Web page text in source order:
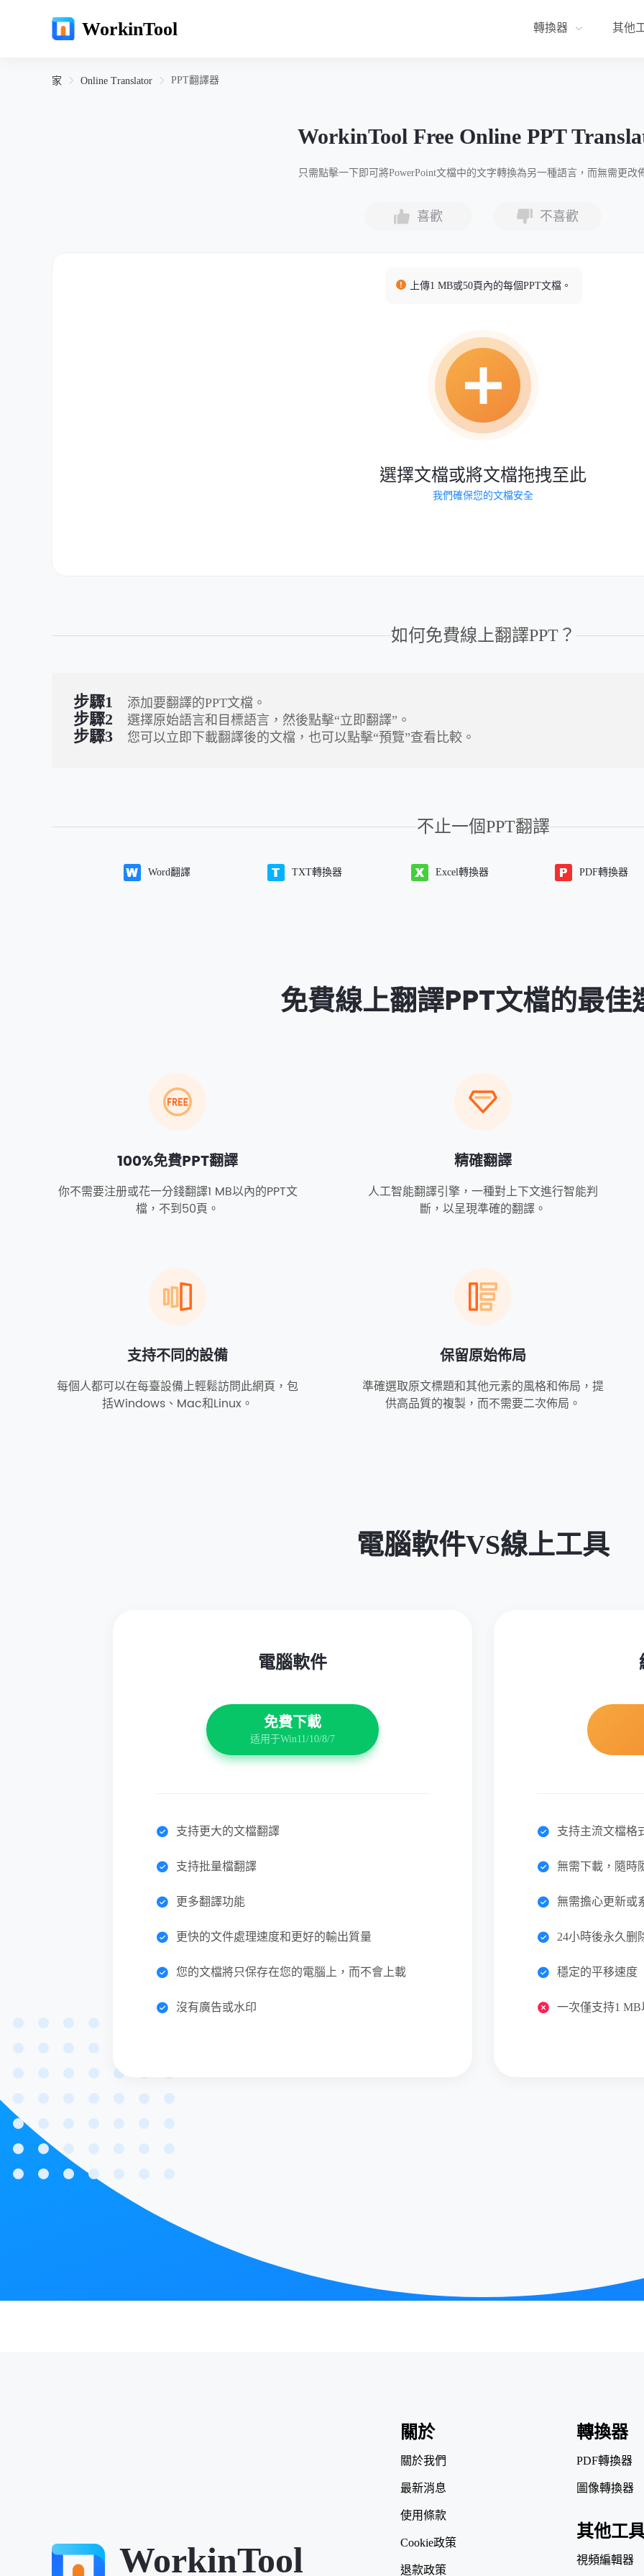
WorkinTool 轉換器 其他
家 Online Translator PPT翻譯器
WorkinTool Free Online PPT
只需點擊一下即可將PowerPoint文檔中的文字轉換為另一種語言，而無需更改
喜歡 不喜歡
上傳1 MB或50頁內的每個PPT文檔。
選擇文檔或將文檔拖拽至此
我們確保您的文檔安全
如何免費線上翻譯PPT？
步驟1 添加要翻譯的PPT文檔。
步驟2 選擇原始語言和目標語言，然後點擊“立即翻譯”。
步驟3 您可以立即下載翻譯後的文檔，也可以點擊“預覽”查看比較。
不止一個PPT翻譯
Word翻譯 TXT轉換器 Excel轉換器 PDF轉換器
免費線上翻譯PPT文檔的最佳
100%免費PPT翻譯
你不需要注册或花一分錢翻譯1 MB以內的PPT文
檔，不到50頁。
精確翻譯
人工智能翻譯引擎，一種對上下文進行智能判
斷，以呈現準確的翻譯。
支持不同的設備
每個人都可以在每臺設備上輕鬆訪問此網頁，包
括Windows、Mac和Linux。
保留原始佈局
準確選取原文標題和其他元素的風格和佈局，提
供高品質的複製，而不需要二次佈局。
電腦軟件VS線上工具
電腦軟件
免費下載
适用于Win11/10/8/7
支持更大的文檔翻譯
支持批量檔翻譯
更多翻譯功能
更快的文件處理速度和更好的輸出質量
您的文檔將只保存在您的電腦上，而不會上載
沒有廣告或水印
支持主流文檔格
無需下載，隨時
無需擔心更新或
24小時後永久删
穩定的平移速度
一次僅支持1
WorkinTool
關於
關於我們
最新消息
使用條款
Cookie政策
退款政策
轉換器
PDF轉換器
圖像轉換器
其他工
視頻編輯器